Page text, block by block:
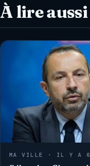
À lire aussi
MA VILLE · IL Y A